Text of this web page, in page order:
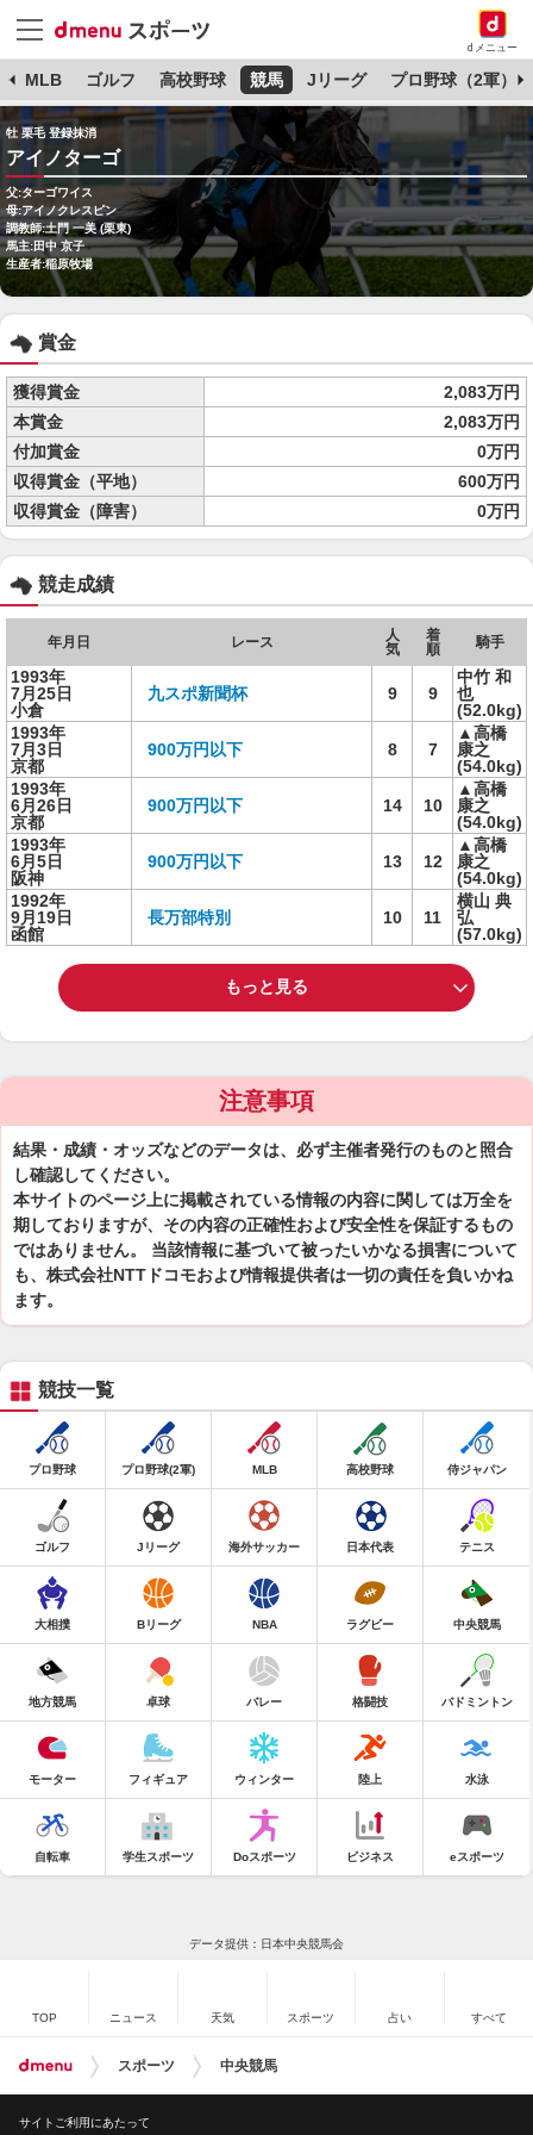
dメニュー
MLB ゴルフ 高校野球 競馬 Jリーグ プロ野球（2軍）
牡 栗毛 登録抹消
アイノターゴ
父:ターゴワイス
母:アイノクレスピン
調教師:土門 一美 (栗東)
馬主:田中 京子
生産者:稲原牧場
賞金
獲得賞金
2,083万円
本賞金
2,083万円
付加賞金
0万円
収得賞金（平地）
600万円
収得賞金（障害）
0万円
競走成績
年月日 レース
人
気
着
順
騎手
1993年
7月25日
小倉
九スポ新聞杯 9 9
中竹 和
也
(52.0kg)
1993年
7月3日
京都
900万円以下 8 7
▲高橋
康之
(54.0kg)
1993年
6月26日
京都
900万円以下 14 10
▲高橋
康之
(54.0kg)
1993年
6月5日
阪神
900万円以下 13 12
▲高橋
康之
(54.0kg)
1992年
9月19日
函館
長万部特別 10 11
横山 典
弘
(57.0kg)
もっと見る
注意事項
結果・成績・オッズなどのデータは、必ず主催者発行のものと照合
し確認してください。
本サイトのページ上に掲載されている情報の内容に関しては万全を
期しておりますが、その内容の正確性および安全性を保証するもの
ではありません。 当該情報に基づいて被ったいかなる損害について
も、株式会社NTTドコモおよび情報提供者は一切の責任を負いかね
ます。
競技一覧
プロ野球 プロ野球(2軍) MLB 高校野球 侍ジャパン
ゴルフ Jリーグ 海外サッカー 日本代表 テニス
大相撲 Bリーグ NBA ラグビー 中央競馬
地方競馬 卓球 バレー 格闘技 バドミントン
モーター フィギュア ウィンター 陸上 水泳
自転車 学生スポーツ Doスポーツ ビジネス eスポーツ
データ提供：日本中央競馬会
TOP ニュース 天気 スポーツ 占い すべて
スポーツ 中央競馬
サイトご利用にあたって